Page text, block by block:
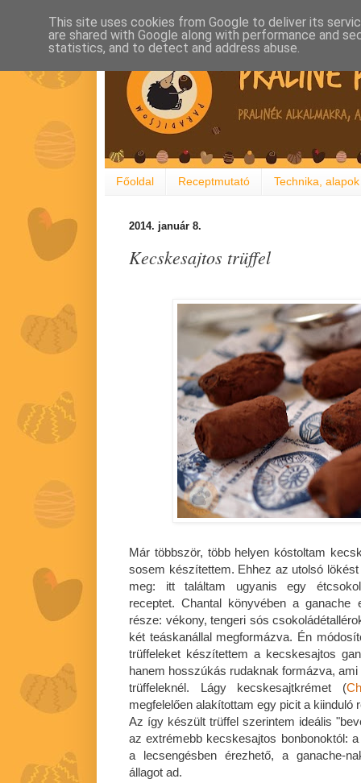
Főoldal Receptmutató Technika, alapok
2014. január 8.
Kecskesajtos trüffel
Már többször, több helyen kóstoltam
sosem készítettem. Ehhez az utolsó
meg: itt találtam ugyanis egy
receptet. Chantal könyvében a
része: vékony, tengeri sós
két teáskanállal megformázva. Én
trüffeleket készítettem a kecskesajtos
hanem hosszúkás rudaknak formázva,
trüffeleknél. Lágy kecskesajtkrémet (
megfelelően alakítottam egy picit a kiinduló
Az így készült trüffel szerintem ideális
az extrémebb kecskesajtos bonbonoktól:
a lecsengésben érezhető, a ganache-
állagot ad.
This site uses cookies from Google to deliver its
are shared with Google along with performance and
statistics, and to detect and address abuse.